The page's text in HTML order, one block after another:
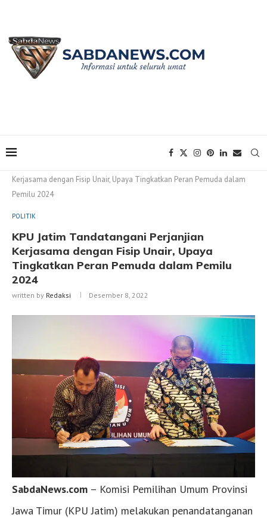
Kerjasama dengan Fisip Unair, Upaya Tingkatkan Peran Pemuda dalam
Pemilu 2024
POLITIK
KPU Jatim Tandatangani Perjanjian
Kerjasama dengan Fisip Unair, Upaya
Tingkatkan Peran Pemuda dalam Pemilu
2024
written by Redaksi Desember 8, 2022
SabdaNews.com – Komisi Pemilihan Umum Provinsi
Jawa Timur (KPU Jatim) melakukan penandatanganan